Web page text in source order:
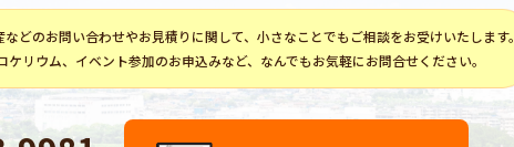
などのお問い合わせやお見積りに関して、小さなことでもご相談をお受けいたします。
ケリウム、イベント参加のお申込みなど、なんでもお気軽にお問合せください。